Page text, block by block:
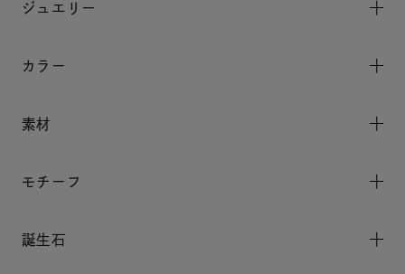
ジュエリー
カラー
素材
モチーフ
誕生石